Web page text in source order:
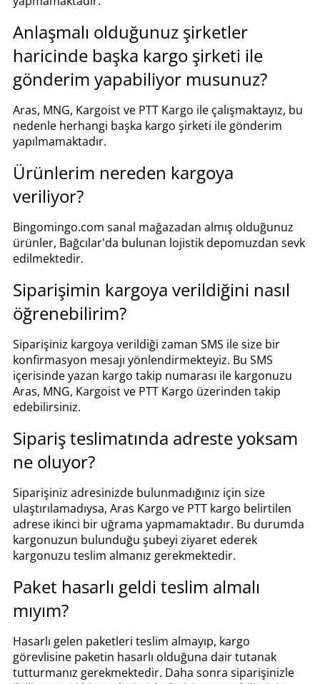
Anlaşmalı olduğunuz şirketler
haricinde başka kargo şirketi ile
gönderim yapabiliyor musunuz?
Aras, MNG, Kargoist ve PTT Kargo ile çalışmaktayız, bu
nedenle herhangi başka kargo şirketi ile gönderim
yapılmamaktadır.
Ürünlerim nereden kargoya
veriliyor?
Bingomingo.com sanal mağazadan almış olduğunuz
ürünler, Bağcılar'da bulunan lojistik depomuzdan sevk
edilmektedir.
Siparişimin kargoya verildiğini nasıl
öğrenebilirim?
Siparişiniz kargoya verildiği zaman SMS ile size bir
konfirmasyon mesajı yönlendirmekteyiz. Bu SMS
içerisinde yazan kargo takip numarası ile kargonuzu
Aras, MNG, Kargoist ve PTT Kargo üzerinden takip
edebilirsiniz.
Sipariş teslimatında adreste yoksam
ne oluyor?
Siparişiniz adresinizde bulunmadığınız için size
ulaştırılamadıysa, Aras Kargo ve PTT kargo belirtilen
adrese ikinci bir uğrama yapmamaktadır. Bu durumda
kargonuzun bulunduğu şubeyi ziyaret ederek
kargonuzu teslim almanız gerekmektedir.
Paket hasarlı geldi teslim almalı
mıyım?
Hasarlı gelen paketleri teslim almayıp, kargo
görevlisine paketin hasarlı olduğuna dair tutanak
tutturmanız gerekmektedir. Daha sonra siparişinizle